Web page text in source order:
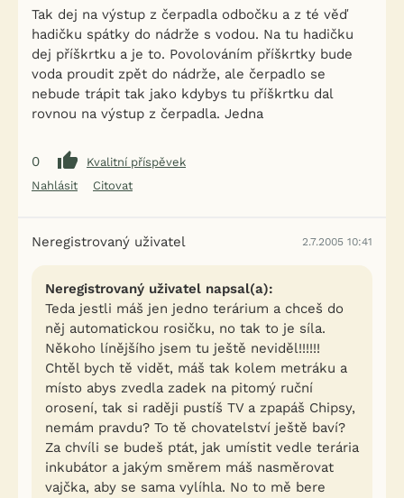
Tak dej na výstup z čerpadla odbočku a z té věď
hadičku spátky do nádrže s vodou. Na tu hadičku
dej příškrtku a je to. Povolováním příškrtky bude
voda proudit zpět do nádrže, ale čerpadlo se
nebude trápit tak jako kdybys tu příškrtku dal
rovnou na výstup z čerpadla. Jedna
0
Kvalitní příspěvek
Nahlásit
Citovat
Neregistrovaný uživatel 2.7.2005 10:41
Neregistrovaný uživatel napsal(a):
Teda jestli máš jen jedno terárium a chceš do
něj automatickou rosičku, no tak to je síla.
Někoho línějšího jsem tu ještě neviděl!!!!!!
Chtěl bych tě vidět, máš tak kolem metráku a
místo abys zvedla zadek na pitomý ruční
orosení, tak si raději pustíš TV a zpapáš Chipsy,
nemám pravdu? To tě chovatelství ještě baví?
Za chvíli se budeš ptát, jak umístit vedle terária
inkubátor a jakým směrem máš nasměrovat
vajčka, aby se sama vylíhla. No to mě bere